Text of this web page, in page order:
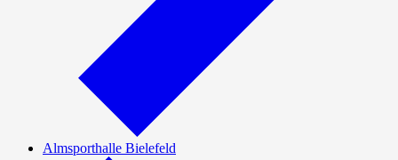
Almsporthalle Bielefeld